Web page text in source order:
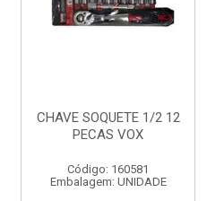
CHAVE SOQUETE 1/2 12
PECAS VOX
Código: 160581
Embalagem: UNIDADE